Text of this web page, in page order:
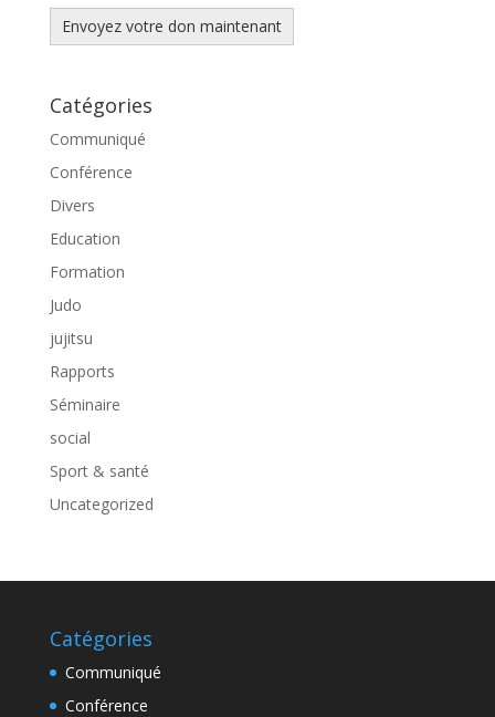
Envoyez votre don maintenant
Catégories
Communiqué
Conférence
Divers
Education
Formation
Judo
jujitsu
Rapports
Séminaire
social
Sport & santé
Uncategorized
Catégories
Communiqué
Conférence